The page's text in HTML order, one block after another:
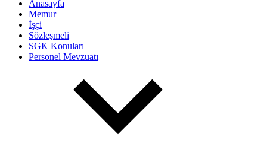
Anasayfa
Memur
İşçi
Sözleşmeli
SGK Konuları
Personel Mevzuatı